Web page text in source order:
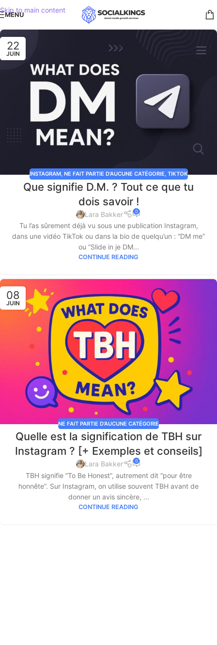
Skip to main content
MENU
22
JUIN
INSTAGRAM, NE FAIT PARTIE D'AUCUNE CATÉGORIE, TIKTOK
Que signifie D.M. ? Tout ce que tu
dois savoir !
Lara Bakker 0
Tu l’as sûrement déjà vu sous une publication Instagram,
dans une vidéo TikTok ou dans la bio de quelqu’un : “DM me”
ou “Slide in je DM...
CONTINUE READING
08
JUIN
NE FAIT PARTIE D'AUCUNE CATÉGORIE
Quelle est la signification de TBH sur
Instagram ? [+ Exemples et conseils]
Lara Bakker 0
TBH signifie “To Be Honest”, autrement dit “pour être
honnête”. Sur Instagram, on utilise souvent TBH avant de
donner un avis sincère, ...
CONTINUE READING